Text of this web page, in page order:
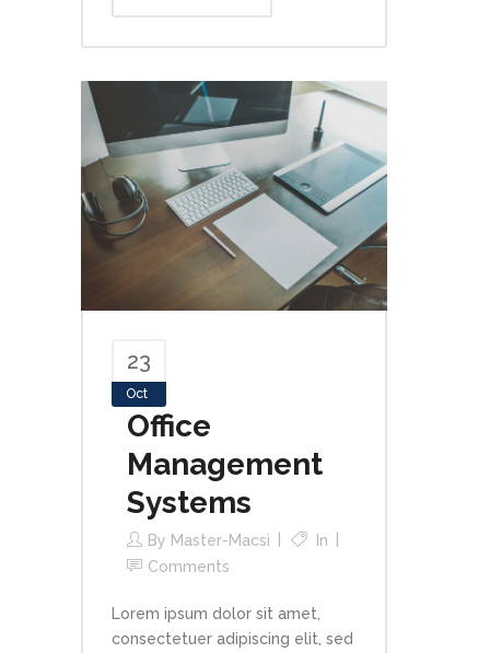
23
Oct
Office
Management
Systems
By Master-Macsi
In
Comments
Lorem ipsum dolor sit amet,
consectetuer adipiscing elit, sed